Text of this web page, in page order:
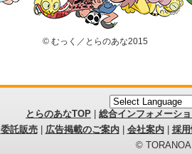
© むっく／とらのあな2015
とらのあなTOP
総合インフォメーシ
委託販売| 広告掲載のご案内| 会社案内| 採
©